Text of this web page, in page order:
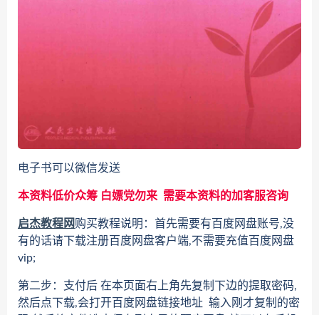
电子书可以微信发送
本资料低价众筹 白嫖党勿来 需要本资料的加客服咨询
启杰教程网购买教程说明：首先需要有百度网盘账号,没
有的话请下载注册百度网盘客户端,不需要充值百度网盘
vip;
第二步：支付后 在本页面右上角先复制下边的提取密码,
然后点下载,会打开百度网盘链接地址 输入刚才复制的密